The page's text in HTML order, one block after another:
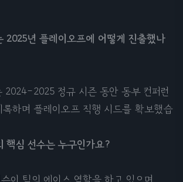
2025년 플레이오프에 어떻게 진출했나
2024-2025 정규 시즌 동안 동부 컨퍼런
하며 플레이오프 직행 시드를 확보했습
핵심 선수는 누구인가요?
이 팀의 에이스 역할을 하고 있으며,